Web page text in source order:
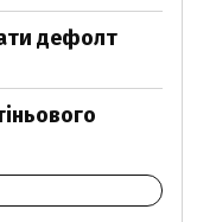
дефолт